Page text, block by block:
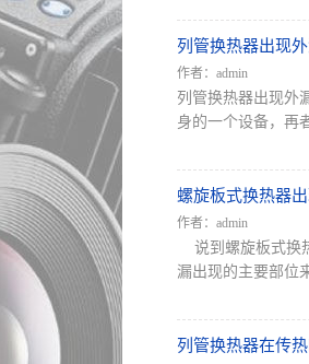
列管换热器出现
作者：admin
列管换热器出现外
身的一个设备，再
螺旋板式换热器
作者：admin
说到螺旋板式换
漏出现的主要部位
列管换热器在传